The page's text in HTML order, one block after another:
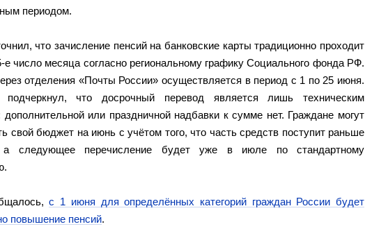
периодом.
что зачисление пенсий на банковские карты традиционно проходит
е число месяца согласно региональному графику Социального фонда РФ.
отделения «Почты России» осуществляется в период с 1 по 25 июня.
что досрочный перевод является лишь техническим
дополнительной или праздничной надбавки к сумме нет. Граждане могут
свой бюджет на июнь с учётом того, что часть средств поступит раньше
а следующее перечисление будет уже в июле по стандартному
с 1 июня для определённых категорий граждан России будет
повышение пенсий.